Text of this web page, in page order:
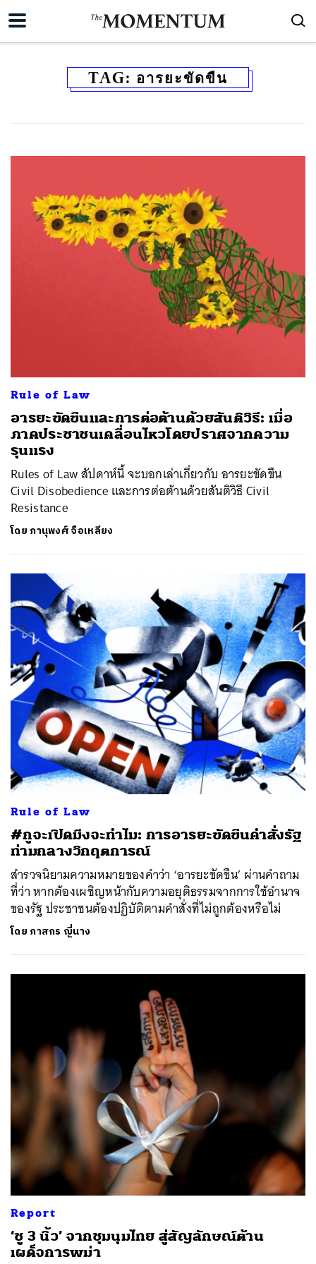
TAG: อารยะขัดขืน
Rule of Law
อารยะขัดขืนและการต่อต้านด้วยสันติวิธี: เมื่อ
ภาคประชาชนเคลื่อนไหวโดยปราศจากความ
รุนแรง
Rules of Law สัปดาห์นี้ จะบอกเล่าเกี่ยวกับ อารยะขัดขืน
Civil Disobedience และการต่อต้านด้วยสันติวิธี Civil
Resistance
โดย ภานุพงศ์ จือเหลียง
Rule of Law
#กูจะเปิดมึงจะทำไม: การอารยะขัดขืนคำสั่งรัฐ
ท่ามกลางวิกฤตการณ์
สำรวจนิยามความหมายของคำว่า ‘อารยะขัดขืน’ ผ่านคำถาม
ที่ว่า หากต้องเผชิญหน้ากับความอยุติธรรมจากการใช้อำนาจ
ของรัฐ ประชาชนต้องปฏิบัติตามคำสั่งที่ไม่ถูกต้องหรือไม่
โดย ภาสกร ญี่นาง
Report
‘ชู 3 นิ้ว’ จากชุมนุมไทย สู่สัญลักษณ์ต้าน
เผด็จการพม่า
ค้นหา
TWEET